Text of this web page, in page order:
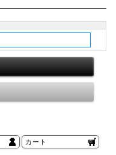
カート